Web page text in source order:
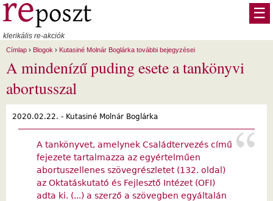
Ugrás a tartalomra
klerikális re-akciók
☰
Címlap › Blogok › Kutasiné Molnár Boglárka további bejegyzései
A mindenízű puding esete a tankönyvi
abortusszal
2020.02.22. - Kutasiné Molnár Boglárka
A tankönyvet, amelynek Családtervezés című
fejezete tartalmazza az egyértelműen
abortuszellenes szövegrészletet (132. oldal)
az Oktatáskutató és Fejlesztő Intézet (OFI)
adta ki. (...) a szerző a szövegben egyáltalán